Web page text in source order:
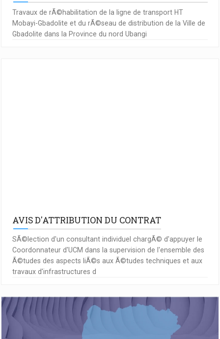
Travaux de rÃ©habilitation de la ligne de transport HT
Mobayi-Gbadolite et du rÃ©seau de distribution de la Ville de
Gbadolite dans la Province du nord Ubangi
AVIS D'ATTRIBUTION DU CONTRAT
SÃ©lection d'un consultant individuel chargÃ© d'appuyer le
Coordonnateur d'UCM dans la supervision de l'ensemble des
Ã©tudes des aspects liÃ©s aux Ã©tudes techniques et aux
travaux d'infrastructures d